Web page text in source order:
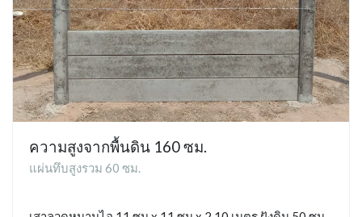
ความสูงจากพื้นดิน 160 ซม.
แผ่นทึบสูงรวม 60 ซม.